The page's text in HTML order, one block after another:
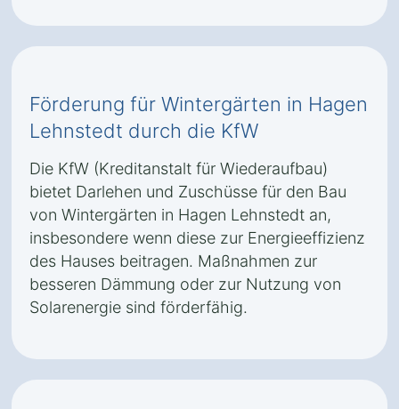
Förderung für Wintergärten in Hagen
Lehnstedt durch die KfW
Die KfW (Kreditanstalt für Wiederaufbau)
bietet Darlehen und Zuschüsse für den Bau
von Wintergärten in Hagen Lehnstedt an,
insbesondere wenn diese zur Energieeffizienz
des Hauses beitragen. Maßnahmen zur
besseren Dämmung oder zur Nutzung von
Solarenergie sind förderfähig.